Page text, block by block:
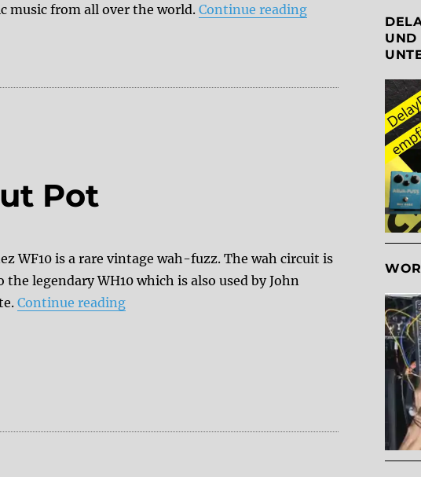
music from all over the world.Continue reading“Save the date:
Pot
WF10 is a rare vintage wah-fuzz. The wah circuit is
the legendary WH10 which is also used by John
Continue reading“Mod: External Amout Pot”
UND